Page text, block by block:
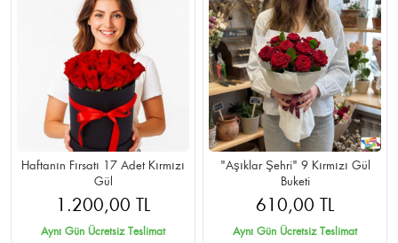
Haftanın Fırsatı 17 Adet Kırmızı
Gül
1.200,00 TL
Aynı Gün Ücretsiz Teslimat
"Aşıklar Şehri" 9 Kırmızı Gül
Buketi
610,00 TL
Aynı Gün Ücretsiz Teslimat